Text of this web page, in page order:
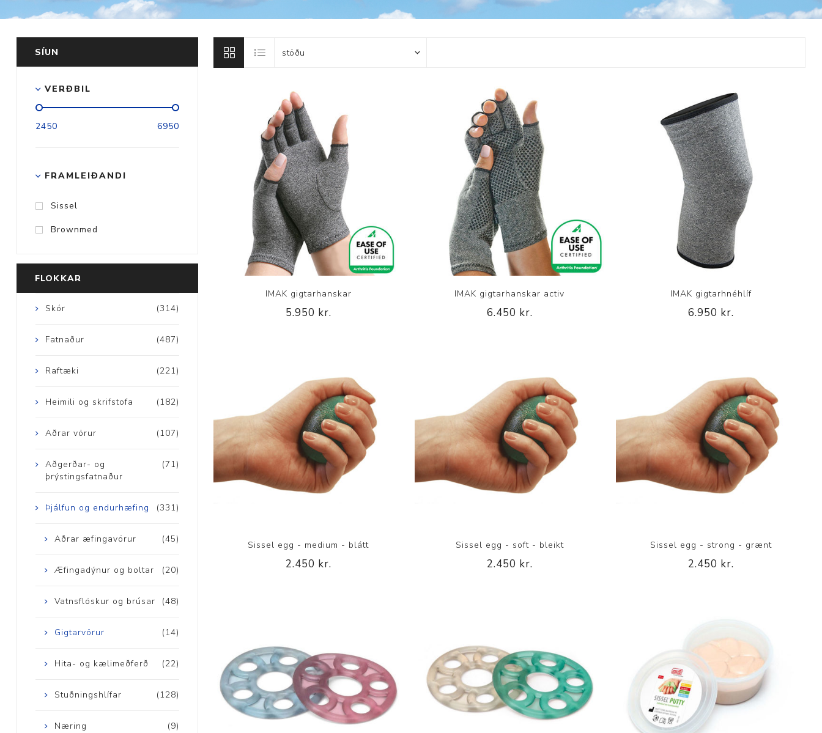
Húfur og vettlingar
Vogir og mælar
gönguhjálpartæki
Aðgerðarfatnaður
Brjóstaaðgerðir
Þrýstingsvörur
Aðrar æfingavörur
Æfingadýnur og boltar
Vatnsflöskur og brúsar
Gigtarvörur
Hita- og kælimeðferð
Stuðningshlífar
Næring
Jógavörur
Réttstöðubelti
IMAK gigtarhanskar
5.950 kr.
IMAK gigtarhanskar activ
6.450 kr.
IMAK gigtarhnéhlíf
6.950 kr.
Sissel egg - medium - blátt
2.450 kr.
Sissel egg - soft - bleikt
2.450 kr.
Sissel egg - strong - grænt
2.450 kr.
SÍUN
VERÐBIL
2450 6950
FRAMLEIÐANDI
Sissel
Brownmed
FLOKKAR
(314)
Skór
(487)
Fatnaður
(221)
Raftæki
(182)
Heimili og skrifstofa
(107)
Aðrar vörur
(71)
Aðgerðar- og
þrýstingsfatnaður
(331)
Þjálfun og endurhæfing
(45)
Aðrar æfingavörur
(20)
Æfingadýnur og boltar
(48)
Vatnsflöskur og brúsar
(14)
Gigtarvörur
(22)
Hita- og kælimeðferð
(128)
Stuðningshlífar
(9)
Næring